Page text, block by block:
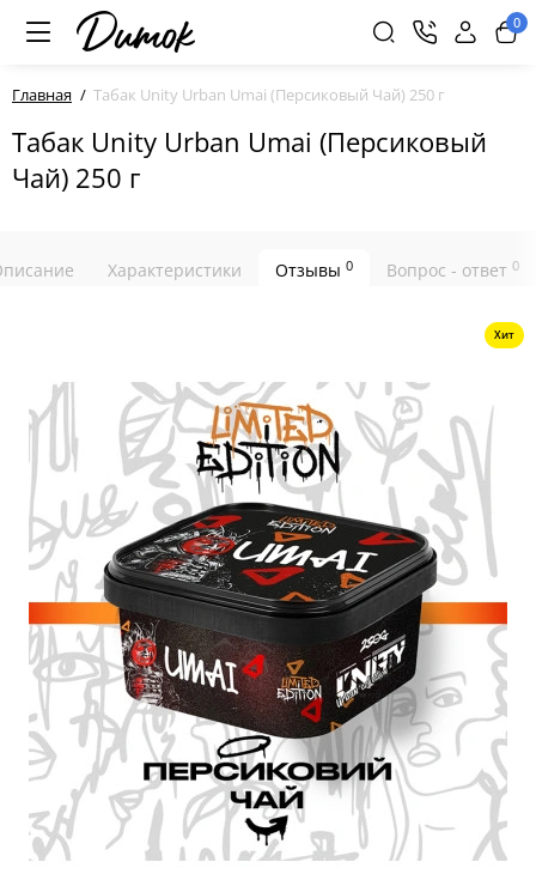
0
Главная Табак Unity Urban Umai (Персиковый Чай) 250 г
Табак Unity Urban Umai (Персиковый
Чай) 250 г
Характеристики Отзывы 0 Вопрос - ответ 0
Хит